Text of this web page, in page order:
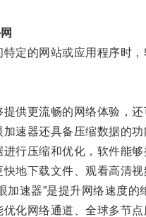
的网站或应用程序时，
更流畅的网络体验，还
器还具备压缩数据的功
压缩和优化，软件能够
下载文件、观看高清视
速器”是提升网络速度的
网络通道、全球多节点